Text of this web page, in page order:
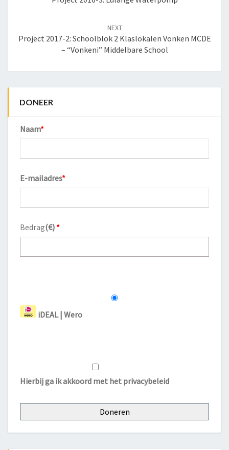
NEXT
Project 2017-2: Schoolblok 2 Klaslokalen Vonken MCDE
– “Vonkeni” Middelbare School
DONEER
Naam*
E-mailadres*
Bedrag(€) *
iDEAL | Wero
Hierbij ga ik akkoord met het privacybeleid